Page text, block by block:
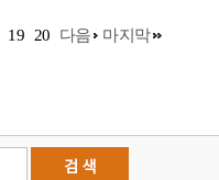
19 20 다음 마지막